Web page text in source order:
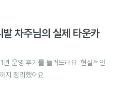
차주님의 실제 타운카
운영 후기를 들려드려요. 현실적인
지 정리했어요